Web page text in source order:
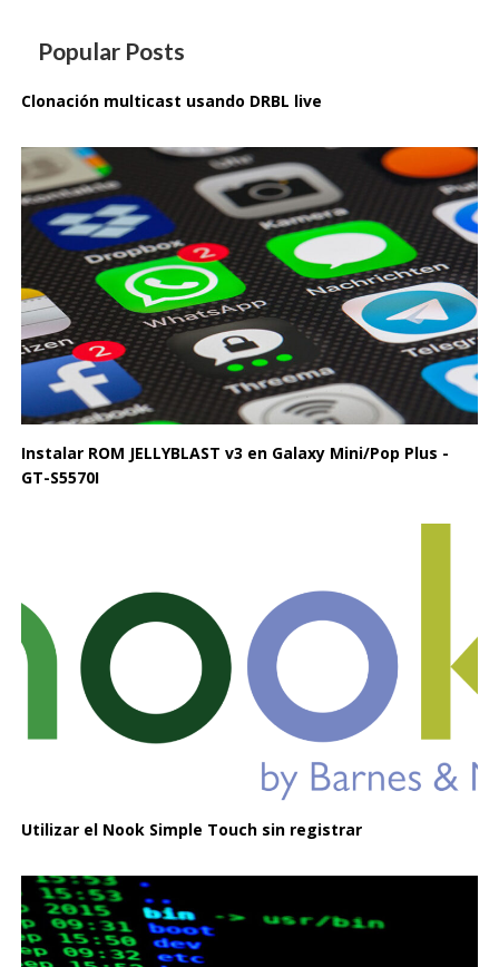
Popular Posts
Clonación multicast usando DRBL live
Instalar ROM JELLYBLAST v3 en Galaxy Mini/Pop Plus -
GT-S5570I
Utilizar el Nook Simple Touch sin registrar